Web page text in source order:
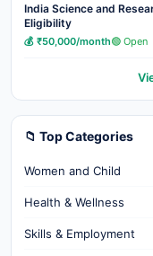
India Science and
Eligibility
💰 ₹50,000/month🟢 Open
📁 Top Categories
Women and Child
Health & Wellness
Skills & Employment